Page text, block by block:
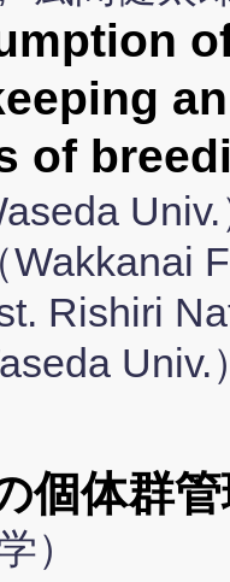
of
Wakkanai
Rishiri
Univ.
個体群
）